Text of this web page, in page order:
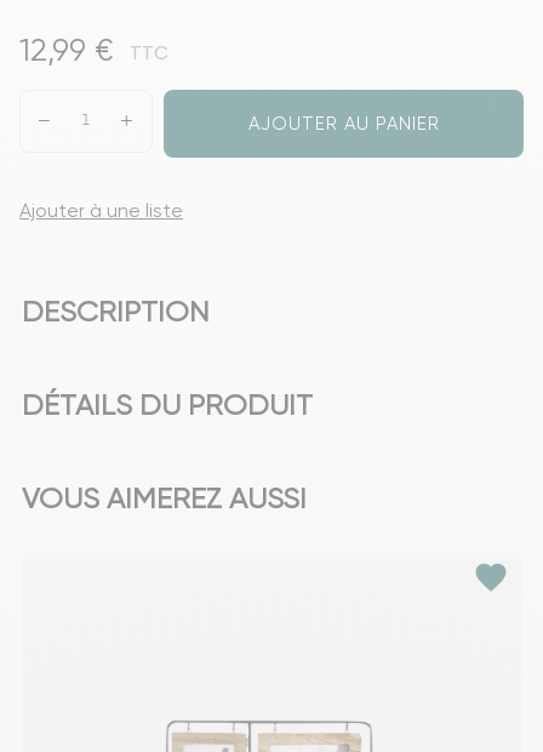
12,99 € TTC
AJOUTER AU PANIER
Ajouter à une liste
DESCRIPTION
DÉTAILS DU PRODUIT
VOUS AIMEREZ AUSSI
favorite